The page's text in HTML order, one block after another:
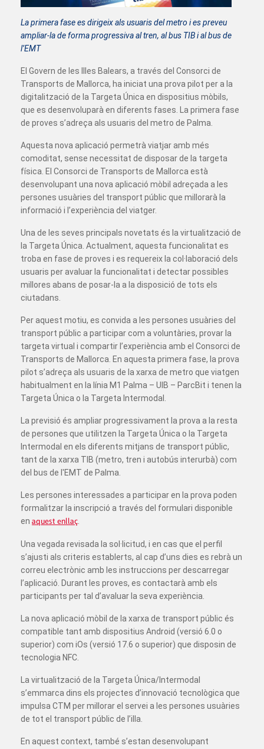
La primera fase es dirigeix als usuaris del metro i es preveu
ampliar-la de forma progressiva al tren, al bus TIB i al bus de
l’EMT
El Govern de les Illes Balears, a través del Consorci de
Transports de Mallorca, ha iniciat una prova pilot per a la
digitalització de la Targeta Única en dispositius mòbils,
que es desenvoluparà en diferents fases. La primera fase
de proves s’adreça als usuaris del metro de Palma.
Aquesta nova aplicació permetrà viatjar amb més
comoditat, sense necessitat de disposar de la targeta
física. El Consorci de Transports de Mallorca està
desenvolupant una nova aplicació mòbil adreçada a les
persones usuàries del transport públic que millorarà la
informació i l’experiència del viatger.
Una de les seves principals novetats és la virtualització de
la Targeta Única. Actualment, aquesta funcionalitat es
troba en fase de proves i es requereix la col·laboració dels
usuaris per avaluar la funcionalitat i detectar possibles
millores abans de posar-la a la disposició de tots els
ciutadans.
Per aquest motiu, es convida a les persones usuàries del
transport públic a participar com a voluntàries, provar la
targeta virtual i compartir l’experiència amb el Consorci de
Transports de Mallorca. En aquesta primera fase, la prova
pilot s’adreça als usuaris de la xarxa de metro que viatgen
habitualment en la línia M1 Palma – UIB – ParcBit i tenen la
Targeta Única o la Targeta Intermodal.
La previsió és ampliar progressivament la prova a la resta
de persones que utilitzen la Targeta Única o la Targeta
Intermodal en els diferents mitjans de transport públic,
tant de la xarxa TIB (metro, tren i autobús interurbà) com
del bus de l'EMT de Palma.
Les persones interessades a participar en la prova poden
formalitzar la inscripció a través del formulari disponible
en aquest enllaç
Una vegada revisada la sol·licitud, i en cas que el perfil
s’ajusti als criteris establerts, al cap d’uns dies es rebrà un
correu electrònic amb les instruccions per descarregar
l’aplicació. Durant les proves, es contactarà amb els
participants per tal d’avaluar la seva experiència.
La nova aplicació mòbil de la xarxa de transport públic és
compatible tant amb dispositius Android (versió 6.0 o
superior) com iOs (versió 17.6 o superior) que disposin de
tecnologia NFC.
La virtualització de la Targeta Única/Intermodal
s’emmarca dins els projectes d’innovació tecnològica que
impulsa CTM per millorar el servei a les persones usuàries
de tot el transport públic de l’illa.
En aquest context, també s’estan desenvolupant